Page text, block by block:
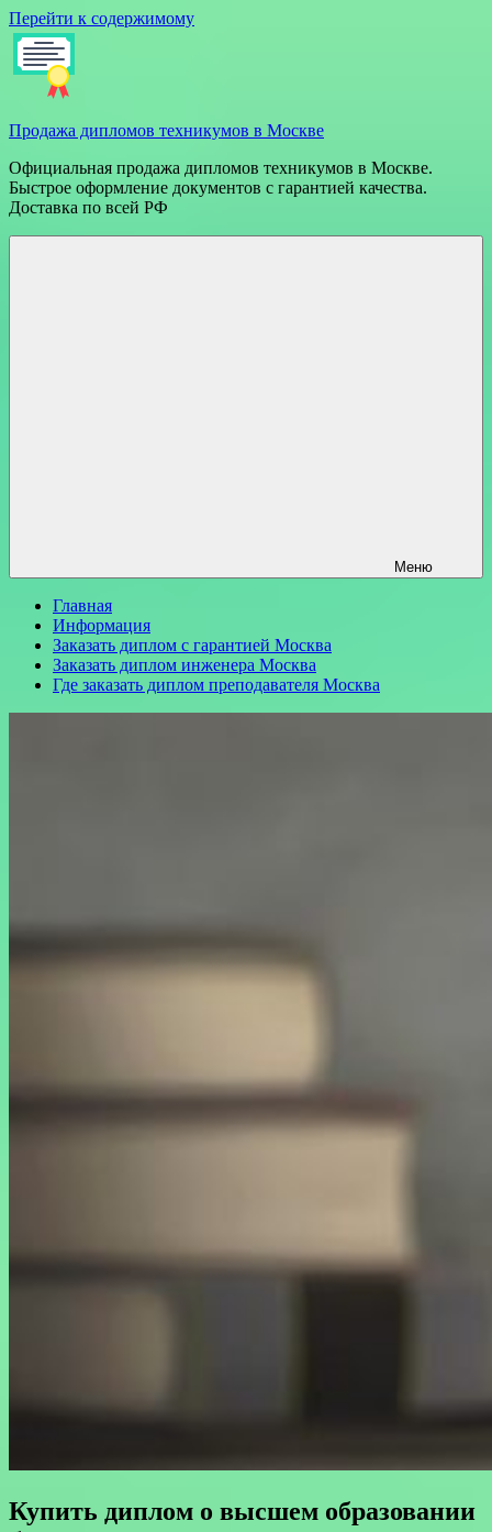
Перейти к содержимому
Продажа дипломов техникумов в Москве
Официальная продажа дипломов техникумов в Москве.
Быстрое оформление документов с гарантией качества.
Доставка по всей РФ
Меню
Главная
Информация
Заказать диплом с гарантией Москва
Заказать диплом инженера Москва
Где заказать диплом преподавателя Москва
Купить диплом о высшем образовании